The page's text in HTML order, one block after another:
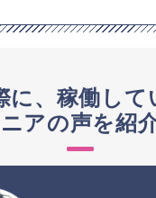
に、稼働して
アの声を紹